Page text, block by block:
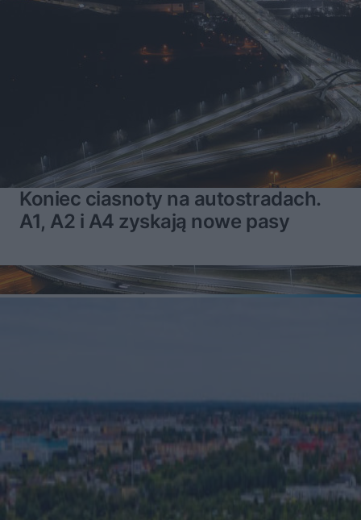
Koniec ciasnoty na autostradach.
A1, A2 i A4 zyskają nowe pasy